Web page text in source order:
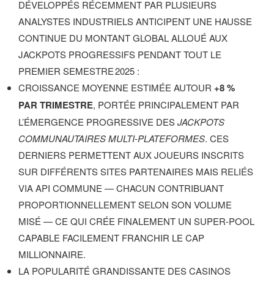
DÉVELOPPÉS RÉCEMMENT PAR PLUSIEURS
ANALYSTES INDUSTRIELS ANTICIPENT UNE HAUSSE
CONTINUE DU MONTANT GLOBAL ALLOUÉ AUX
JACKPOTS PROGRESSIFS PENDANT TOUT LE
PREMIER SEMESTRE 2025 :
CROISSANCE MOYENNE ESTIMÉE AUTOUR +8 %
PAR TRIMESTRE, PORTÉE PRINCIPALEMENT PAR
L’ÉMERGENCE PROGRESSIVE DESJACKPOTS
COMMUNAUTAIRES MULTI‑PLATEFORMES. CES
DERNIERS PERMETTENT AUX JOUEURS INSCRITS
SUR DIFFÉRENTS SITES PARTENAIRES MAIS RELIÉS
VIA API COMMUNE — CHACUN CONTRIBUANT
PROPORTIONNELLEMENT SELON SON VOLUME
MISÉ — CE QUI CRÉE FINALEMENT UN SUPER-POOL
CAPABLE FACILEMENT FRANCHIR LE CAP
MILLIONNAIRE.
LA POPULARITÉ GRANDISSANTE DES CASINOS